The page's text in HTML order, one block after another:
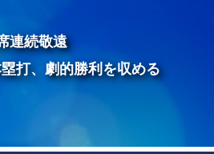
連続敬遠
打、劇的勝利を収める